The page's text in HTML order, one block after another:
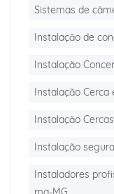
Sistemas de
Instalação de
Instalação
Instalação Cerca
Instalação
Instalação
Instaladores